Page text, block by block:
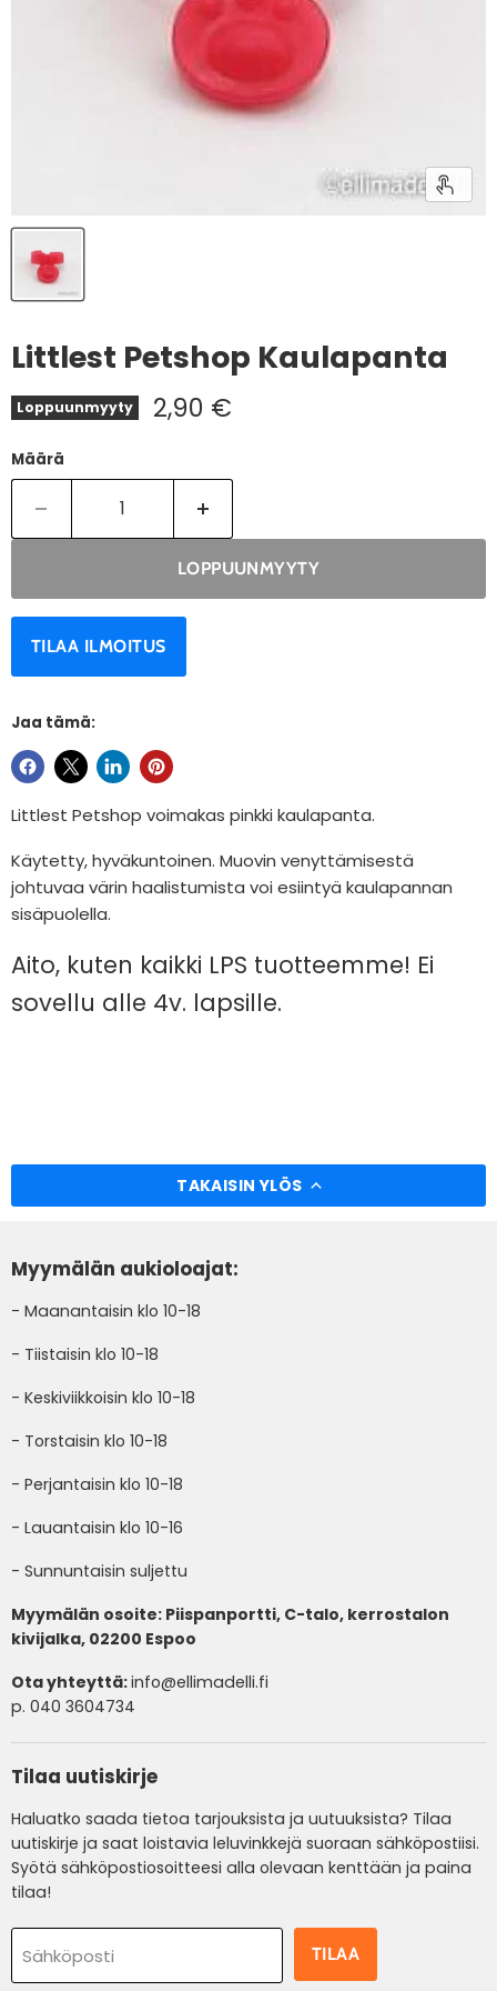
Littlest Petshop Kaulapanta
Loppuunmyyty Nykyinen hinta
2,90 €
Määrä
LOPPUUNMYYTY
TILAA ILMOITUS
Jaa tämä:
Littlest Petshop voimakas pinkki kaulapanta.
Käytetty, hyväkuntoinen. Muovin venyttämisestä
johtuvaa värin haalistumista voi esiintyä kaulapannan
sisäpuolella.
Aito, kuten kaikki LPS tuotteemme! Ei
sovellu alle 4v. lapsille.
TAKAISIN YLÖS
Myymälän aukioloajat:
- Maanantaisin klo 10-18
- Tiistaisin klo 10-18
- Keskiviikkoisin klo 10-18
- Torstaisin klo 10-18
- Perjantaisin klo 10-18
- Lauantaisin klo 10-16
- Sunnuntaisin suljettu
Myymälän osoite: Piispanportti, C-talo, kerrostalon
kivijalka, 02200 Espoo
Ota yhteyttä:info@ellimadelli.fi
p. 040 3604734
Tilaa uutiskirje
Haluatko saada tietoa tarjouksista ja uutuuksista? Tilaa
uutiskirje ja saat loistavia leluvinkkejä suoraan sähköpostiisi.
Syötä sähköpostiosoitteesi alla olevaan kenttään ja paina
tilaa!
Sähköposti TILAA